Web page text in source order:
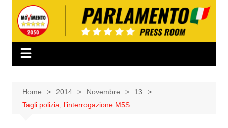
contenuto
Home 2014 Novembre
13
Tagli polizia, l’interrogazione M5S